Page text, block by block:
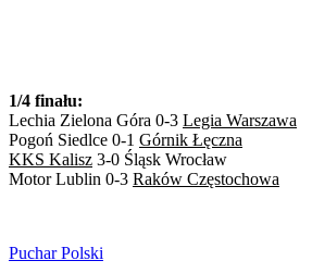
1/4 finału:
Lechia Zielona Góra 0-3 Legia Warszawa
Pogoń Siedlce 0-1 Górnik Łęczna
KKS Kalisz 3-0 Śląsk Wrocław
Motor Lublin 0-3 Raków Częstochowa
Puchar Polski